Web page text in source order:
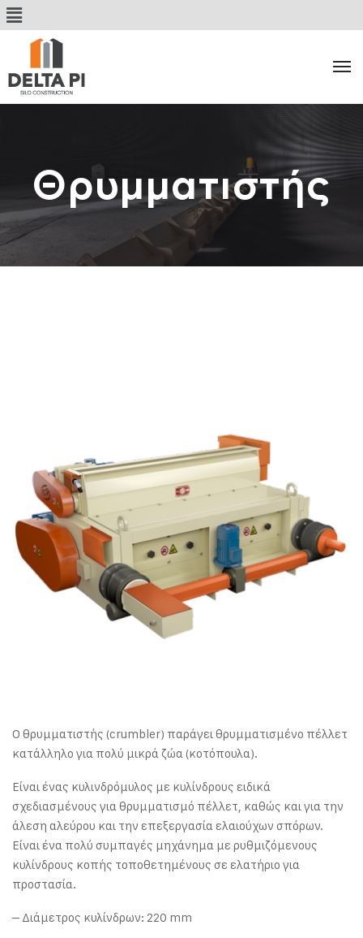
Θρυμματιστής
Ο θρυμματιστής (crumbler) παράγει θρυμματισμένο πέλλετ
κατάλληλο για πολύ μικρά ζώα (κοτόπουλα).
Είναι ένας κυλινδρόμυλος με κυλίνδρους ειδικά
σχεδιασμένους για θρυμματισμό πέλλετ, καθώς και για την
άλεση αλεύρου και την επεξεργασία ελαιούχων σπόρων.
Είναι ένα πολύ συμπαγές μηχάνημα με ρυθμιζόμενους
κυλίνδρους κοπής τοποθετημένους σε ελατήριο για
προστασία.
– Διάμετρος κυλίνδρων: 220 mm